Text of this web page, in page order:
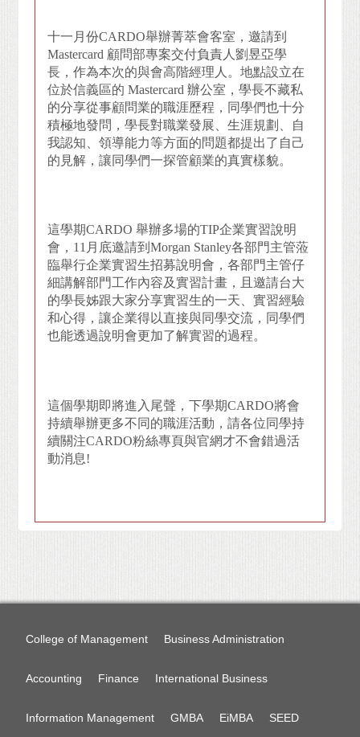
十一月份CARDO舉辦菁萃會客室，邀請到
Mastercard 顧問部專案交付負責人劉昱亞學
長，作為本次的與會高階經理人。地點設立在
位於信義區的 Mastercard 辦公室，學長不藏私
的分享從事顧問業的職涯歷程，同學們也十分
積極地發問，學長對職業發展、生涯規劃、自
我認知、領導能力等方面的問題都提出了自己
的見解，讓同學們一探管顧業的真實樣貌。
這學期CARDO 舉辦多場的TIP企業實習說明
會，11月底邀請到Morgan Stanley各部門主管蒞
臨舉行企業實習生招募說明會，各部門主管仔
細講解部門工作內容及實習計畫，且邀請台大
的學長姊跟大家分享實習生的一天、實習經驗
和心得，讓企業得以直接與同學交流，同學們
也能透過說明會更加了解實習的過程。
這個學期即將進入尾聲，下學期CARDO將會
持續舉辦更多不同的職涯活動，請各位同學持
續關注CARDO粉絲專頁與官網才不會錯過活
動消息!
College of Management Business Administration
Accounting Finance International Business
Information Management GMBA EiMBA SEED